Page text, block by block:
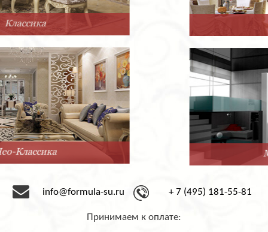
Минимализм
info@formula-su.ru + 7 (495) 181-55-81
Принимаем к оплате: